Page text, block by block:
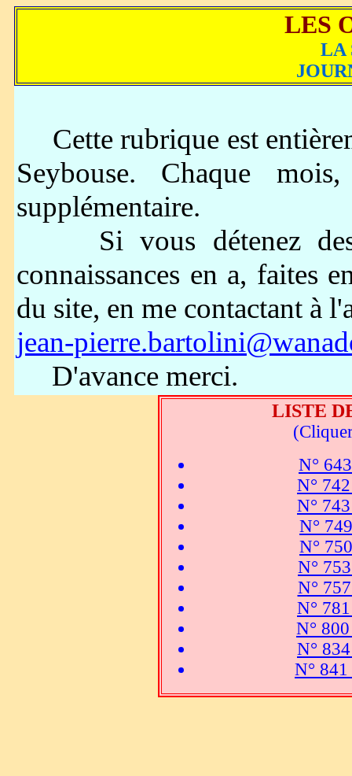
LES
LA
Cette rubrique est
Seybouse. Chaque
supplémentaire.
Si vous détenez des
connaissances en a, faites
du site, en me contactant à
jean-
D'avance merci.
LISTE
N°
N°
N°
N°
N°
N°
N°
N°
N°
N°
N°